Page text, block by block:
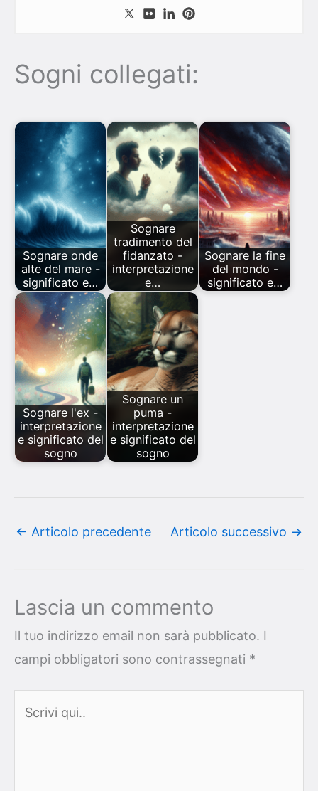
Sogni collegati:
Sognare onde
alte del mare -
significato e…
Sognare
tradimento del
fidanzato -
interpretazione
e…
Sognare la fine
del mondo -
significato e…
Sognare l'ex -
interpretazione
e significato del
sogno
Sognare un
puma -
interpretazione
e significato del
sogno
← Articolo precedente Articolo successivo →
Lascia un commento
Il tuo indirizzo email non sarà pubblicato. I
campi obbligatori sono contrassegnati *